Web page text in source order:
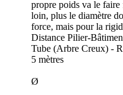
propre poids va le
loin, plus le diamètre
force, mais pour la
Distance Pilier-
Tube (Arbre Creux) -
5 mètres
Ø